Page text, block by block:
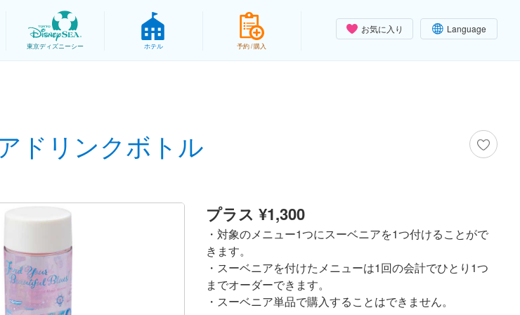
お気に入り Language
東京ディズニーシー ホテル 予約 / 購入
ドリンクボトル
プラス ¥1,300
・対象のメニュー1つにスーベニアを1つ付けることがで
きます。
・スーベニアを付けたメニューは1回の会計でひとり1つ
までオーダーできます。
・スーベニア単品で購入することはできません。